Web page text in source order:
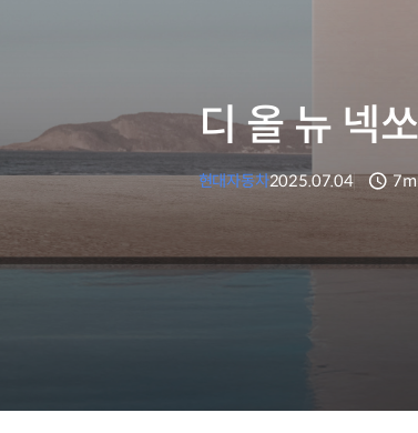
디 올 뉴 넥
현대자동차2025.07.04